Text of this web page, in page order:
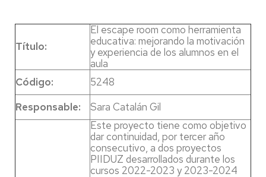
Título:
El escape room como herramienta
educativa: mejorando la motivación
y experiencia de los alumnos en el
aula
Código:
5248
Responsable:
Sara Catalán Gil
Este proyecto tiene como objetivo
dar continuidad, por tercer año
consecutivo, a dos proyectos
PIIDUZ desarrollados durante los
cursos 2022-2023 y 2023-2024